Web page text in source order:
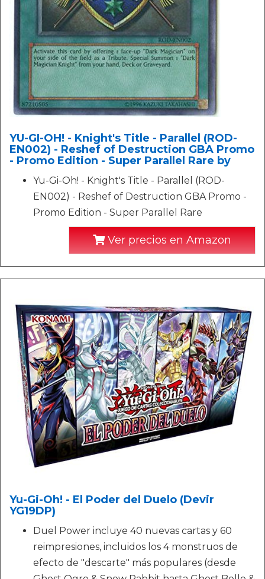
YU-GI-OH! - Knight's Title - Parallel (ROD-
EN002) - Reshef of Destruction GBA Promo
- Promo Edition - Super Parallel Rare by
Yu-Gi-Oh! - Knight's Title - Parallel (ROD-
EN002) - Reshef of Destruction GBA Promo -
Promo Edition - Super Parallel Rare
Ver precios en Amazon
Yu-Gi-Oh! - El Poder del Duelo (Devir
YG19DP)
Duel Power incluye 40 nuevas cartas y 60
reimpresiones, incluidos los 4 monstruos de
efecto de "descarte" más populares (desde